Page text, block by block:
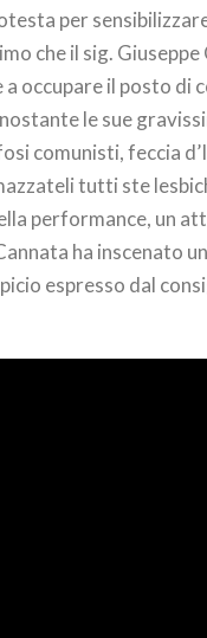
per
che il sig. Giuseppe
a occupare il posto di
le sue
comunisti, feccia
tutti ste
performance, un
ha inscenato
espresso dal